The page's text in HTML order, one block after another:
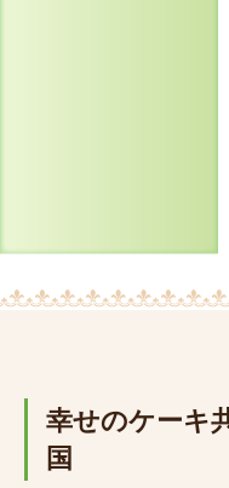
幸せのケーキ
国